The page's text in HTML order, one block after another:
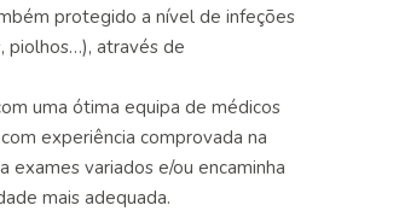
protegido a nível de infeções
piolhos…), através de
uma ótimaequipa de médicos
experiência comprovada na
exames variados e/ou encaminha
mais adequada.